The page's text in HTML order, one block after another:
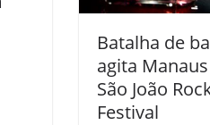
Batalha de
agita
São João
Festival